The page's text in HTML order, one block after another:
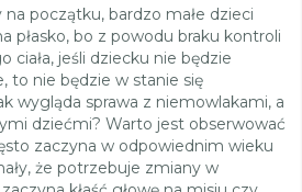
początku, bardzo małe dzieci
płasko, bo z powodu braku kontroli
ciała, jeśli dziecku nie będzie
to nie będzie w stanie się
wygląda sprawa z niemowlakami, a
dziećmi? Warto jest obserwować
zaczyna w odpowiednim wieku
że potrzebuje zmiany w